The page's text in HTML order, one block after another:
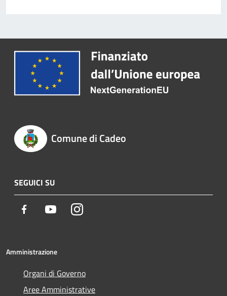
Comune di Cadeo
SEGUICI SU
Facebook YoutubeInstagram
Amministrazione
Organi di Governo
Aree Amministrative